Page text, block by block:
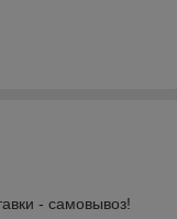
- самовывоз!